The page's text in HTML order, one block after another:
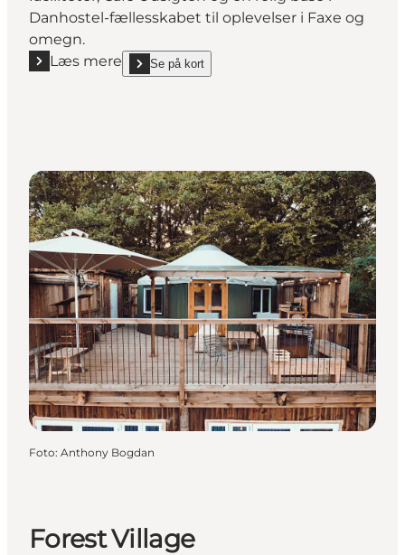
Danhostel-fællesskabet til oplevelser i Faxe og
omegn.
Læs mere
Læs mere "Udsigten Faxe - Vandrerhjem ved Faxe
Se på kort
show Udsigten Faxe - Vandrerhjem ved Faxe
Foto: Anthony Bogdan
Forest Village